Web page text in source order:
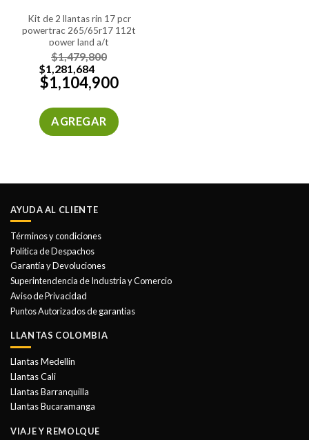
kit de 2 llantas rin 17 pcr
powertrac 265/65r17 112t
power land a/t
$1,479,800
$1,281,684
$1,104,900
AGREGAR
AYUDA AL CLIENTE
Términos y condiciones
Política de Despachos
Garantía y Devoluciones
Superintendencia de Industria y Comercio
Aviso de Privacidad
Puntos Autorizados de garantias
LLANTAS COLOMBIA
Llantas Medellin
Llantas Cali
Llantas Barranquilla
Llantas Bucaramanga
VIAJE Y REMOLQUE